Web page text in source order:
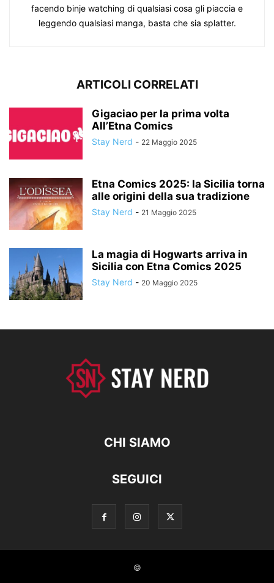
facendo binje watching di qualsiasi cosa gli piaccia e
leggendo qualsiasi manga, basta che sia splatter.
ARTICOLI CORRELATI
Gigaciao per la prima volta
All’Etna Comics
Stay Nerd - 22 Maggio 2025
Etna Comics 2025: la Sicilia torna
alle origini della sua tradizione
Stay Nerd - 21 Maggio 2025
La magia di Hogwarts arriva in
Sicilia con Etna Comics 2025
Stay Nerd - 20 Maggio 2025
CHI SIAMO
SEGUICI
©